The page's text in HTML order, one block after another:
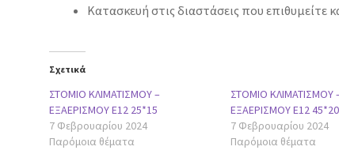
Κατασκευή στις διαστάσεις που επιθυμείτε
Σχετικά
ΣΤΟΜΙΟ ΚΛΙΜΑΤΙΣΜΟΥ –
ΕΞΑΕΡΙΣΜΟΥ Ε12 25*15
7 Φεβρουαρίου 2024
Παρόμοια θέματα
ΣΤΟΜΙΟ ΚΛΙΜΑΤΙΣΜΟΥ
ΕΞΑΕΡΙΣΜΟΥ Ε12 45*20
7 Φεβρουαρίου 2024
Παρόμοια θέματα